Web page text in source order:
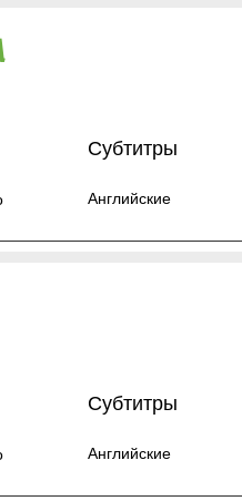
Субтитры
Английские
Субтитры
Английские